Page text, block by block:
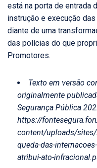
está na porta de entrada
instrução e execução
diante de uma
das polícias do que
Promotores.
Texto em versão
originalmente
Segurança Pública
https://
content/uploads/
queda-das-
atribui-ato-